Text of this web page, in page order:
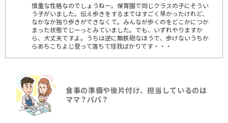
慎重な性格なのでしょうねー。保育園で同じクラスの子にそうい
う子がいました。伝え歩きをするまではすごく早かったけれど、
なかなか独り歩きができなくて。みんなが歩くのをどこかにつか
まった状態でじーっとみていました。でも、いずれやりますか
ら、大丈夫ですよ。うちは逆に無鉄砲なほうで、歩けないうちか
らあちこちよじ登って落ちて怪我ばかりです・・・
食事の準備や後片付け、担当しているのは
ママ？パパ？